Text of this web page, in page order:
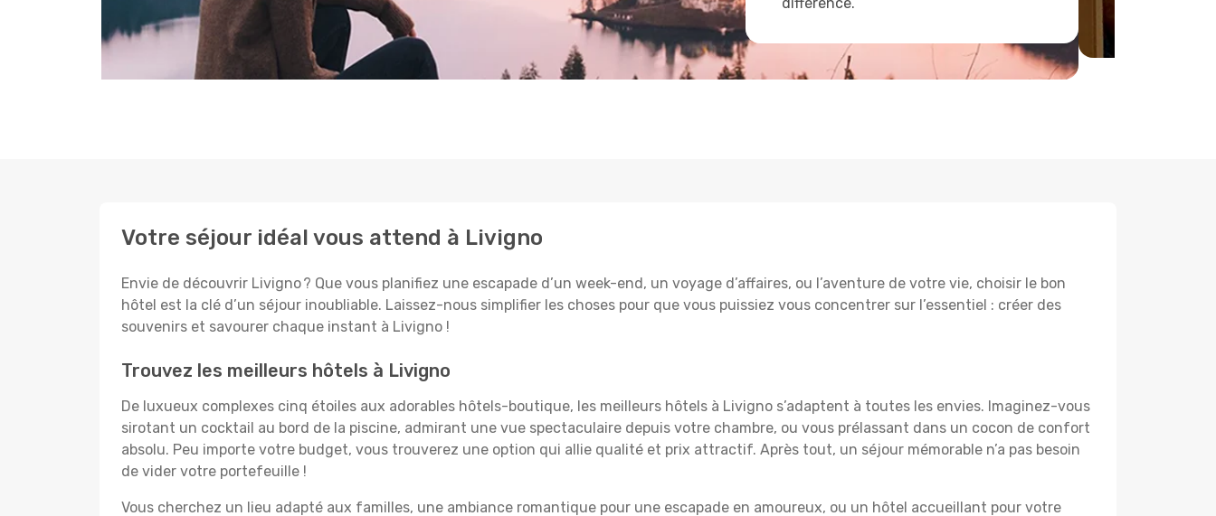
Votre séjour idéal vous attend à Livigno
Envie de découvrir Livigno ? Que vous planifiez une escapade d’un week-end, un voyage d’affaires, ou l’aventure de votre vie, choisir le bon
hôtel est la clé d’un séjour inoubliable. Laissez-nous simplifier les choses pour que vous puissiez vous concentrer sur l’essentiel : créer des
souvenirs et savourer chaque instant à Livigno !
Trouvez les meilleurs hôtels à Livigno
De luxueux complexes cinq étoiles aux adorables hôtels-boutique, les meilleurs hôtels à Livigno s’adaptent à toutes les envies. Imaginez-vous
sirotant un cocktail au bord de la piscine, admirant une vue spectaculaire depuis votre chambre, ou vous prélassant dans un cocon de confort
absolu. Peu importe votre budget, vous trouverez une option qui allie qualité et prix attractif. Après tout, un séjour mémorable n’a pas besoin
de vider votre portefeuille !
Vous cherchez un lieu adapté aux familles, une ambiance romantique pour une escapade en amoureux, ou un hôtel accueillant pour votre